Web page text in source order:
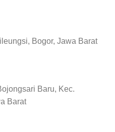
Bogor, Jawa Barat
Baru, Kec.
Barat